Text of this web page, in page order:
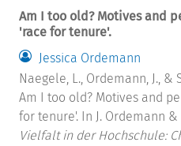
Am I too old? Motives and
'race for tenure'.
Jessica Ordemann
Naegele, L., Ordemann, J., &
Am I too old? Motives and
for tenure'. In J. Ordemann
Vielfalt in der Hochschule: